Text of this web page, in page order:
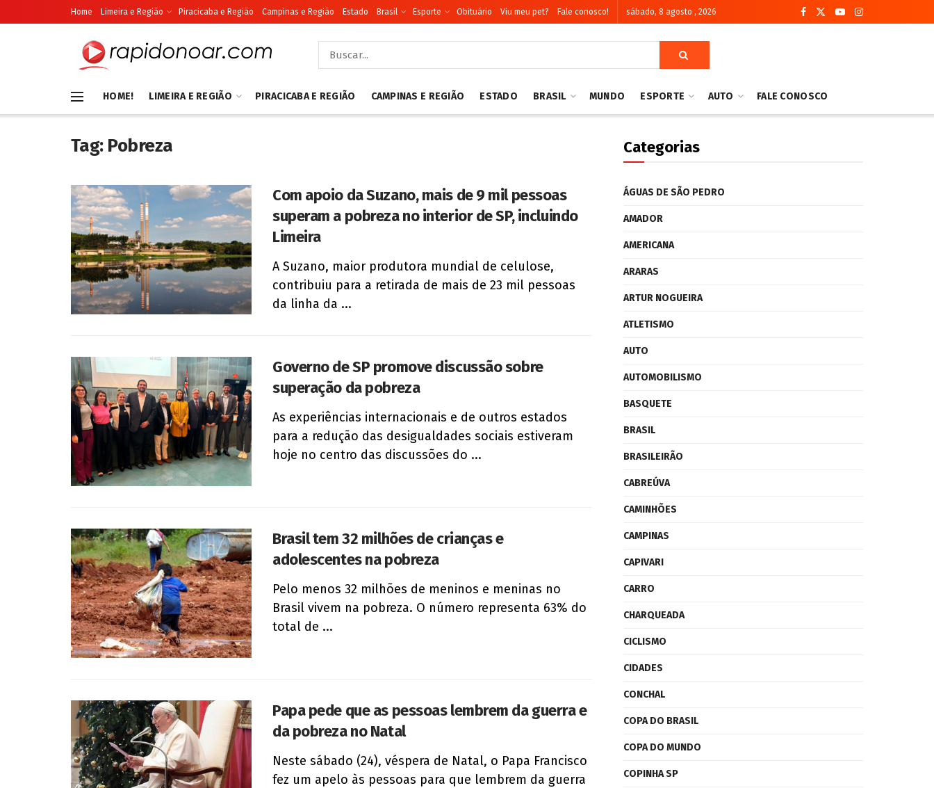
Home Limeira e Região Piracicaba e Região Campinas e Região Estado Brasil Esporte Obituário Viu meu pet? Fale conosco! sábado, 8 agosto , 2026
HOME! LIMEIRA E REGIÃO PIRACICABA E REGIÃO CAMPINAS E REGIÃO ESTADO BRASIL MUNDO ESPORTE AUTO FALE CONOSCO
Tag: Pobreza
Com apoio da Suzano, mais de 9 mil pessoas
superam a pobreza no interior de SP, incluindo
Limeira
A Suzano, maior produtora mundial de celulose,
contribuiu para a retirada de mais de 23 mil pessoas
da linha da ...
Governo de SP promove discussão sobre
superação da pobreza
As experiências internacionais e de outros estados
para a redução das desigualdades sociais estiveram
hoje no centro das discussões do ...
Brasil tem 32 milhões de crianças e
adolescentes na pobreza
Pelo menos 32 milhões de meninos e meninas no
Brasil vivem na pobreza. O número representa 63% do
total de ...
Papa pede que as pessoas lembrem da guerra e
da pobreza no Natal
Neste sábado (24), véspera de Natal, o Papa Francisco
fez um apelo às pessoas para que lembrem da guerra
Categorias
ÁGUAS DE SÃO PEDRO
AMADOR
AMERICANA
ARARAS
ARTUR NOGUEIRA
ATLETISMO
AUTO
AUTOMOBILISMO
BASQUETE
BRASIL
BRASILEIRÃO
CABREÚVA
CAMINHÕES
CAMPINAS
CAPIVARI
CARRO
CHARQUEADA
CICLISMO
CIDADES
CONCHAL
COPA DO BRASIL
COPA DO MUNDO
COPINHA SP